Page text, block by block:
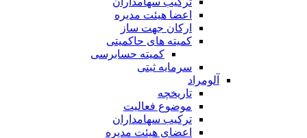
اعضا هیئت مدیره
ارکان جهت ساز
کمیته های حاکمیتی
کمیته حسابرسی
سرمایه ثبتی
آلومراد
تاریخچه
موضوع فعالیت
ترکیب سهامداران
اعضای هیئت مدیره